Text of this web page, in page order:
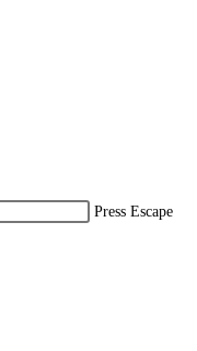
Press Escape